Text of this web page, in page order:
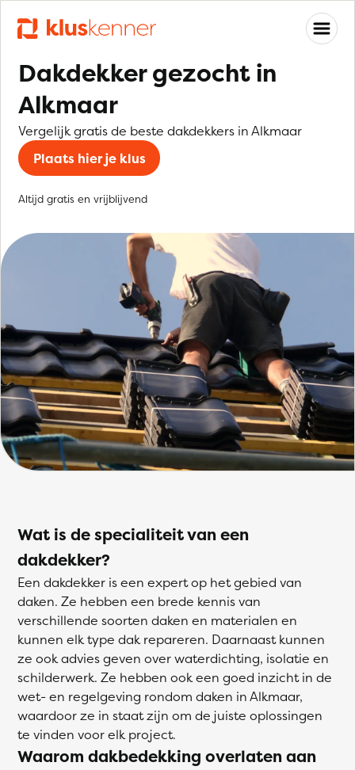
Dakdekker gezocht in
Alkmaar
Vergelijk gratis de beste dakdekkers in Alkmaar
Plaats hier je klus
Altijd gratis en vrijblijvend
Wat is de specialiteit van een
dakdekker?
Een dakdekker is een expert op het gebied van
daken. Ze hebben een brede kennis van
verschillende soorten daken en materialen en
kunnen elk type dak repareren. Daarnaast kunnen
ze ook advies geven over waterdichting, isolatie en
schilderwerk. Ze hebben ook een goed inzicht in de
wet- en regelgeving rondom daken in Alkmaar,
waardoor ze in staat zijn om de juiste oplossingen
te vinden voor elk project.
Waarom dakbedekking overlaten aan